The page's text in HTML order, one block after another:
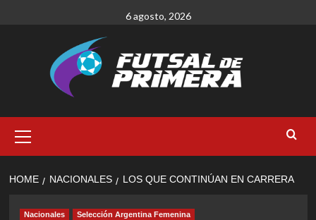
6 agosto, 2026
Menu
HOME NACIONALES LOS QUE CONTINÚAN EN CARRERA
Nacionales Selección Argentina Femenina